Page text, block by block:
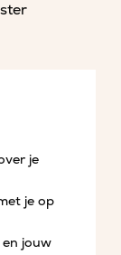
je
je op
jouw